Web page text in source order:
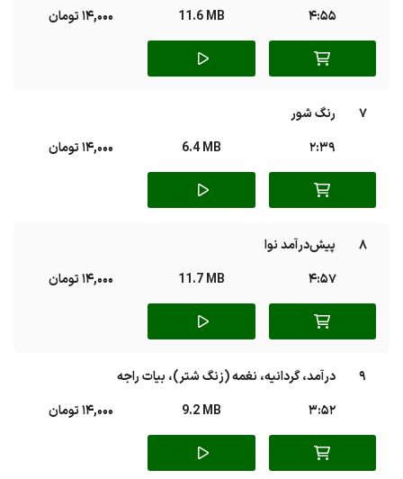
4:55
11.6 MB 14,000 تومان
7
رنگ شور
2:39
6.4 MB 14,000 تومان
8
پیش‌درآمد نوا
4:57
11.7 MB 14,000 تومان
9
درآمد، گردانیه، نغمه (زنگ شتر)، بیات راجه
3:52
9.2 MB 14,000 تومان